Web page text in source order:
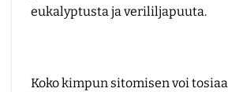
eukalyptusta ja verililjapuuta.
Koko kimpun sitomisen voi